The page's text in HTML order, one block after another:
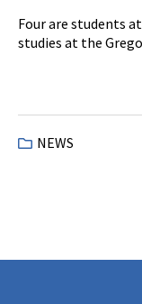
Four are students
studies at the
NEWS